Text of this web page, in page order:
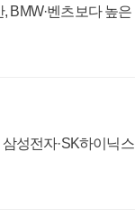
BMW·벤츠보다 높은
성전자·SK하이닉스